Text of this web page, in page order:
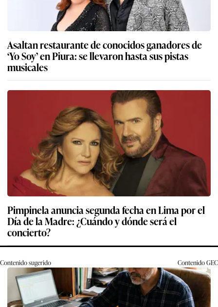
Asaltan restaurante de conocidos ganadores de
‘Yo Soy’ en Piura: se llevaron hasta sus pistas
musicales
Pimpinela anuncia segunda fecha en Lima por el
Día de la Madre: ¿Cuándo y dónde será el
concierto?
Contenido sugerido ContenidoGEC